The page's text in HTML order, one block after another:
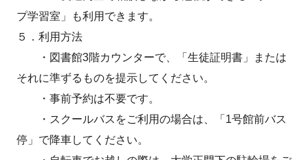
プ学習室」も利用できます。
５．利用方法
・図書館3階カウンターで、「生徒証明書」または
それに準ずるものを提示してください。
・事前予約は不要です。
・スクールバスをご利用の場合は、「1号館前バス
停」で降車してください。